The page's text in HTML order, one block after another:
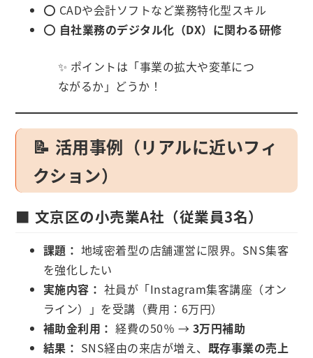
⭕ CADや会計ソフトなど業務特化型スキル
⭕ 自社業務のデジタル化（DX）に関わる研修
✨ ポイントは「事業の拡大や変革につ
ながるか」どうか！
📝 活用事例（リアルに近いフィ
クション）
■ 文京区の小売業A社（従業員3名）
課題： 地域密着型の店舗運営に限界。SNS集客
を強化したい
実施内容： 社員が「Instagram集客講座（オン
ライン）」を受講（費用：6万円）
補助金利用： 経費の50％ → 3万円補助
結果： SNS経由の来店が増え、 既存事業の売上